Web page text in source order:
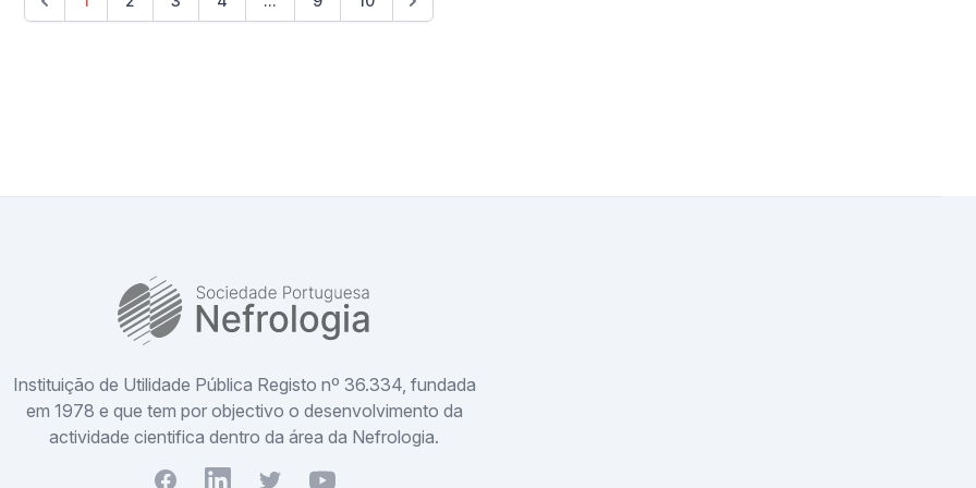
Instituição de Utilidade Pública Registo nº 36.334, fundada
em 1978 e que tem por objectivo o desenvolvimento da
actividade cientifica dentro da área da Nefrologia.
FacebookYoutubeTwitterYoutube